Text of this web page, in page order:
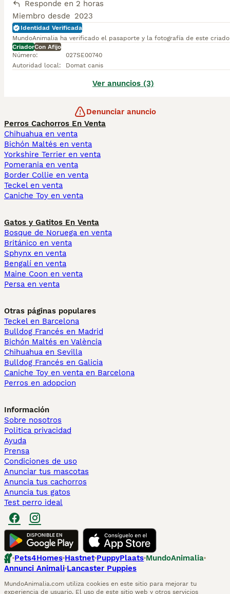
Responde en 2 horas
Miembro desde 2023
Identidad Verificada
MundoAnimalia ha verificado el pasaporte y la fotografía de este
CriadorCon Afijo
Número:
027SE00740
Autoridad local: Domat canis
Ver anuncios (3)
Denunciar anuncio
Perros Cachorros En Venta
Chihuahua en venta
Bichón Maltés en venta
Yorkshire Terrier en venta
Pomerania en venta
Border Collie en venta
Teckel en venta
Caniche Toy en venta
Gatos y Gatitos En Venta
Bosque de Noruega en venta
Británico en venta
Sphynx en venta
Bengalí en venta
Maine Coon en venta
Persa en venta
Otras páginas populares
Teckel en Barcelona
Bulldog Francés en Madrid
Bichón Maltés en València
Chihuahua en Sevilla
Bulldog Francés en Galicia
Caniche Toy en venta en Barcelona
Perros en adopcion
Información
Sobre nosotros
Politica privacidad
Ayuda
Prensa
Condiciones de uso
Anunciar tus mascotas
Anuncia tus cachorros
Anuncia tus gatos
Test perro ideal
Pets4Homes Hastnet PuppyPlaats MundoAnimalia
Annunci Animali Lancaster Puppies
MundoAnimalia.com utiliza cookies en este sitio para mejorar tu
experiencia de usuario. El uso de este sitio web y otros servicios